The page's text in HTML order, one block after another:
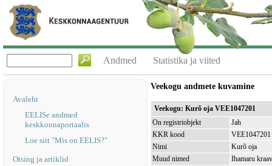
Andmed Statistika ja viited
Avaleht
EELISe andmed
keskkonnaportaalis
Loe siit "Mis on EELIS?"
Otsing ja artiklid
Veekogu andmete kuvamine
Veekogu: Kurõ oja VEE1047201
On registriobjekt
Jah
KKR kood
VEE1047201
Nimi
Kurõ oja
Muud nimed
Ihamaru kraav